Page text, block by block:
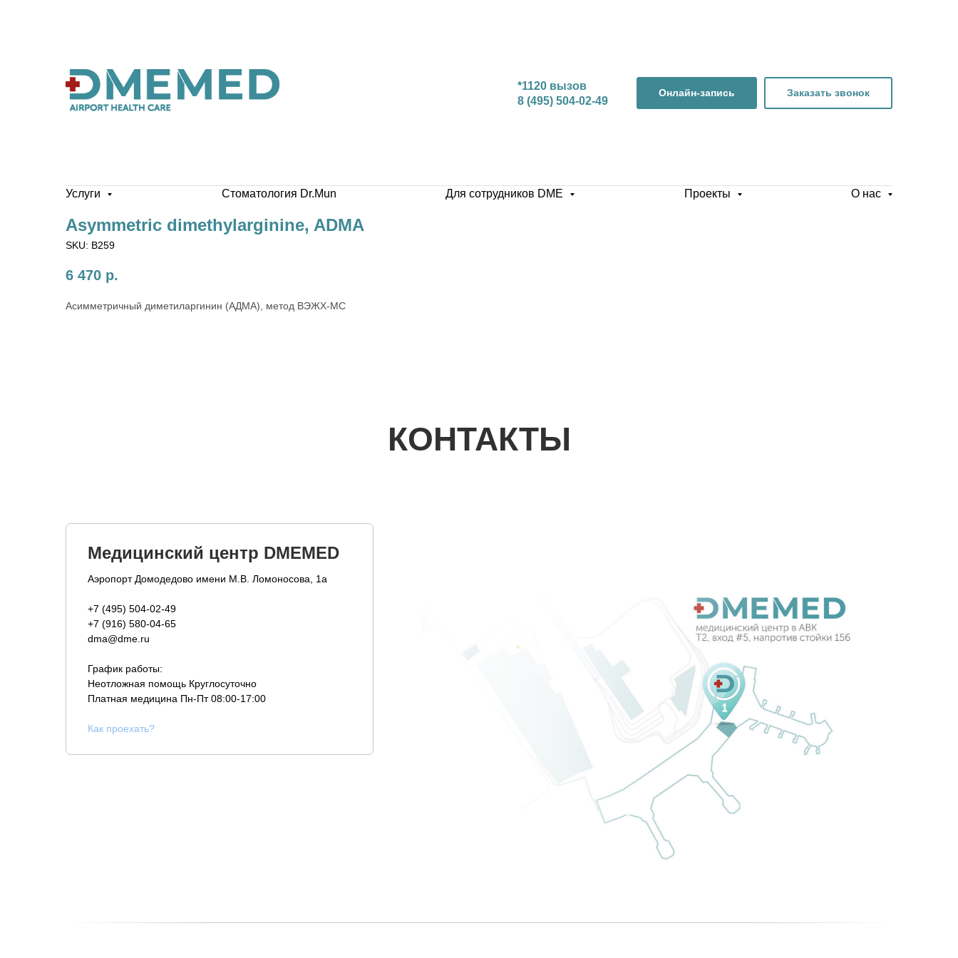
*1120 вызов
8 (495) 504-02-49
Онлайн-запись Заказать звонок
Услуги Стоматология Dr.Mun Для сотрудников DME Проекты О нас
Asymmetric dimethylarginine, ADMA
SKU: B259
6 470 р.
Асимметричный диметиларгинин (АДМА), метод ВЭЖХ-МС
КОНТАКТЫ
Медицинский центр DMEMED
Аэропорт Домодедово имени М.В. Ломоносова, 1а
+7 (495) 504-02-49
+7 (916) 580-04-65
dma@dme.ru
График работы:
Неотложная помощь Круглосуточно
Платная медицина Пн-Пт 08:00-17:00
Как проехать?